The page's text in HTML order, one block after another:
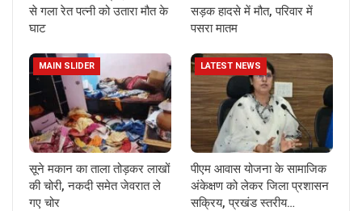
से गला रेत पत्नी को उतारा मौत के
घाट
सड़क हादसे में मौत, परिवार में
पसरा मातम
MAIN SLIDER
सूने मकान का ताला तोड़कर लाखों
की चोरी, नकदी समेत जेवरात ले
गए चोर
LATEST NEWS
पीएम आवास योजना के सामाजिक
अंकेक्षण को लेकर जिला प्रशासन
सक्रिय, प्रखंड स्तरीय…